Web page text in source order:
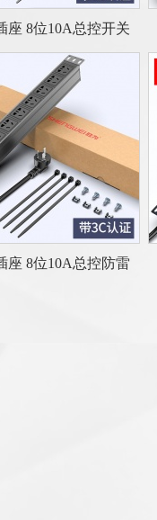
座 8位10A总控开关
座 8位10A总控防雷